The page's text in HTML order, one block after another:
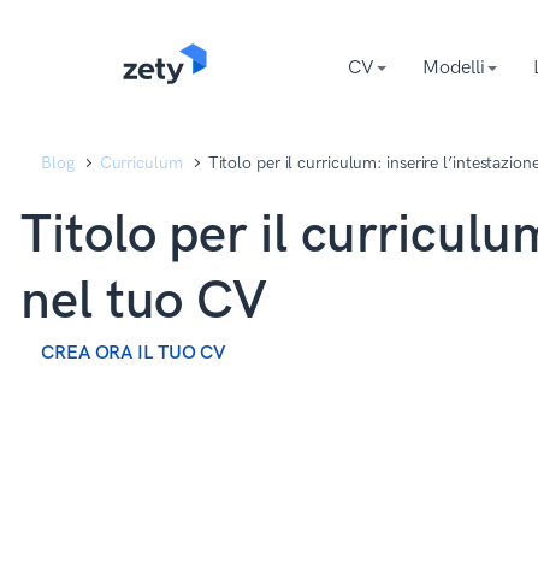
CV Modelli
Blog Curriculum Titolo per il curriculum: inserire
Titolo per il
nel tuo CV
CREA ORA IL TUO CV